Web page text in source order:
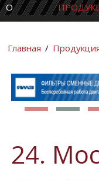
О
Главная /
24.